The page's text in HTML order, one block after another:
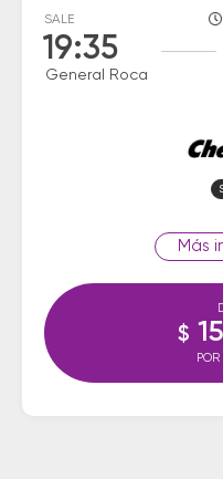
SALE
19:35
General Roca
$